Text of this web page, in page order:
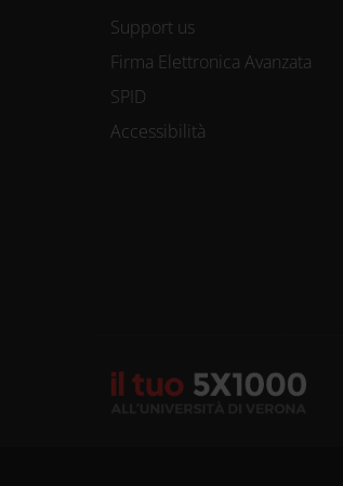
Support us
Firma Elettronica Avanzata
SPID
Accessibilità